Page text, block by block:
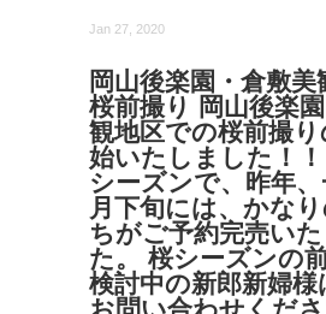
Jan 27, 2020
岡山後楽園・倉敷
桜前撮り 岡山後楽
観地区での桜前撮り
始いたしました！
シーズンで、昨年
月下旬には、かな
ちがご予約完売い
た。 桜シーズンの
検討中の新郎新婦